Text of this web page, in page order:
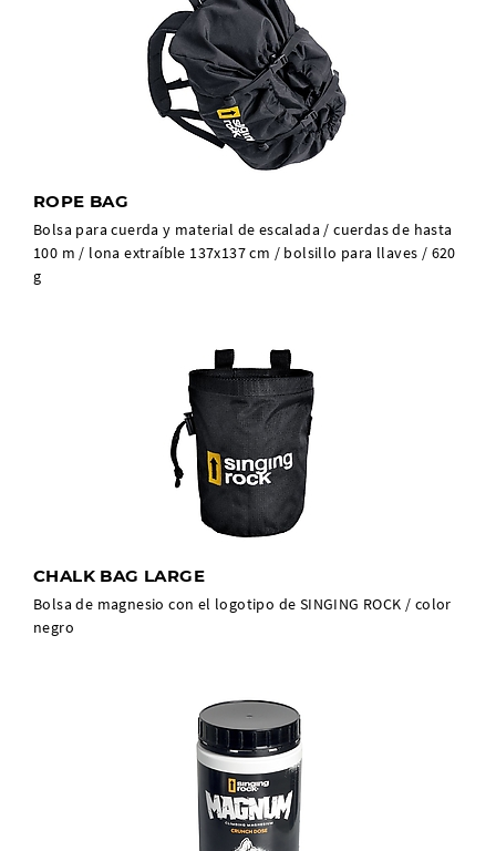
ROPE BAG
Bolsa para cuerda y material de escalada / cuerdas de hasta
100 m / lona extraíble 137x137 cm / bolsillo para llaves / 620
g
CHALK BAG LARGE
Bolsa de magnesio con el logotipo de SINGING ROCK / color
negro